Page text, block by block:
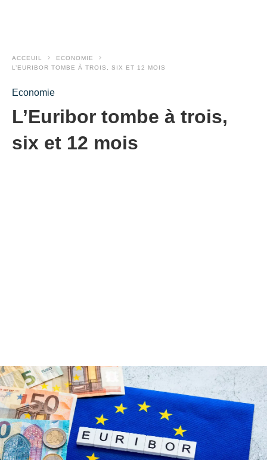
ACCEUIL
ECONOMIE
L’EURIBOR TOMBE À TROIS, SIX ET 12 MOIS
Economie
L’Euribor tombe à trois,
six et 12 mois